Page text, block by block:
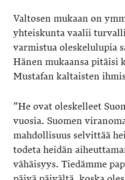
Valtosen mukaan on
yhteiskunta vaalii
varmistua oleskelulupia
Hänen mukaansa pitäisi
Mustafan kaltaisten
”He ovat oleskelleet
vuosia. Suomen
mahdollisuus selvittää
todeta heidän
vähäisyys. Tiedämme